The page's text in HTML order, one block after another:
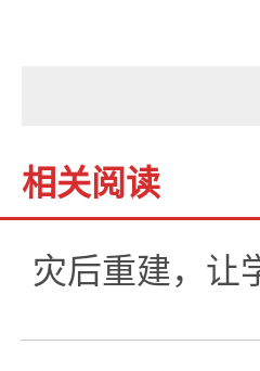
相关阅读
灾后重建，让